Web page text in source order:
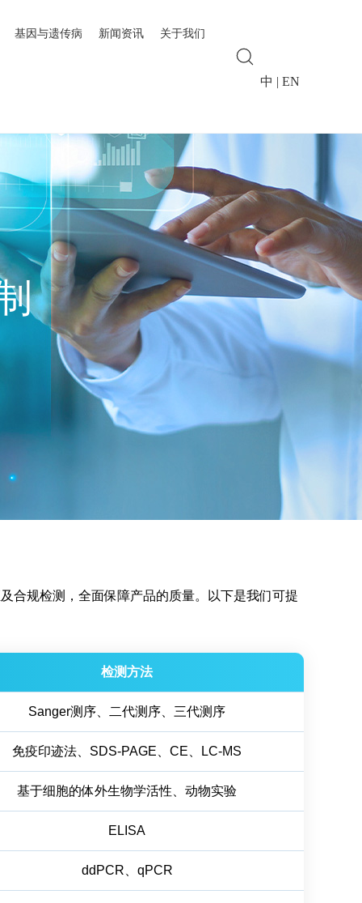
基因与遗传病 新闻资讯 关于我们
中 | EN
合规检测，全面保障产品的质量。以下是我们可提
检测方法
Sanger测序、二代测序、三代测序
免疫印迹法、SDS-PAGE、CE、LC-MS
基于细胞的体外生物学活性、动物实验
ELISA
ddPCR、qPCR